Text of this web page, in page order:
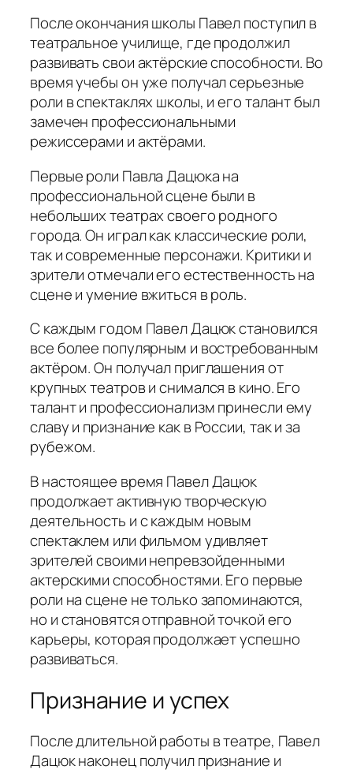
После окончания школы Павел поступил в
театральное училище, где продолжил
развивать свои актёрские способности. Во
время учебы он уже получал серьезные
роли в спектаклях школы, и его талант был
замечен профессиональными
режиссерами и актёрами.
Первые роли Павла Дацюка на
профессиональной сцене были в
небольших театрах своего родного
города. Он играл как классические роли,
так и современные персонажи. Критики и
зрители отмечали его естественность на
сцене и умение вжиться в роль.
С каждым годом Павел Дацюк становился
все более популярным и востребованным
актёром. Он получал приглашения от
крупных театров и снимался в кино. Его
талант и профессионализм принесли ему
славу и признание как в России, так и за
рубежом.
В настоящее время Павел Дацюк
продолжает активную творческую
деятельность и с каждым новым
спектаклем или фильмом удивляет
зрителей своими непревзойденными
актерскими способностями. Его первые
роли на сцене не только запоминаются,
но и становятся отправной точкой его
карьеры, которая продолжает успешно
развиваться.
Признание и успех
После длительной работы в театре, Павел
Дацюк наконец получил признание и